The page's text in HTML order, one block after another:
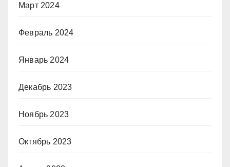
Март 2024
Февраль 2024
Январь 2024
Декабрь 2023
Ноябрь 2023
Октябрь 2023